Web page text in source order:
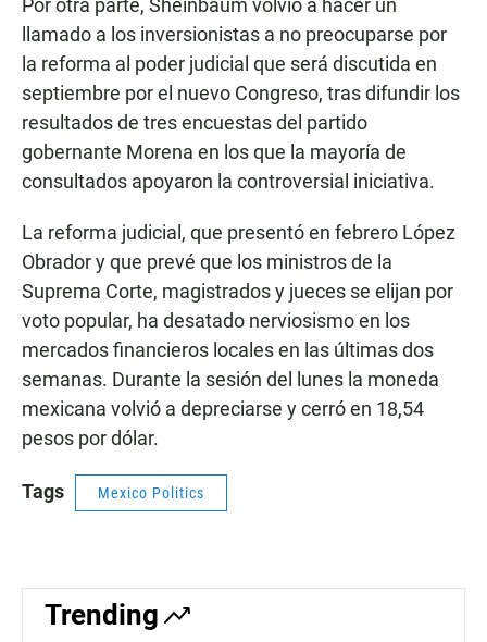
Por otra parte, Sheinbaum volvió a hacer un
llamado a los inversionistas a no preocuparse por
la reforma al poder judicial que será discutida en
septiembre por el nuevo Congreso, tras difundir los
resultados de tres encuestas del partido
gobernante Morena en los que la mayoría de
consultados apoyaron la controversial iniciativa.
La reforma judicial, que presentó en febrero López
Obrador y que prevé que los ministros de la
Suprema Corte, magistrados y jueces se elijan por
voto popular, ha desatado nerviosismo en los
mercados financieros locales en las últimas dos
semanas. Durante la sesión del lunes la moneda
mexicana volvió a depreciarse y cerró en 18,54
pesos por dólar.
Tags Mexico Politics
Trending